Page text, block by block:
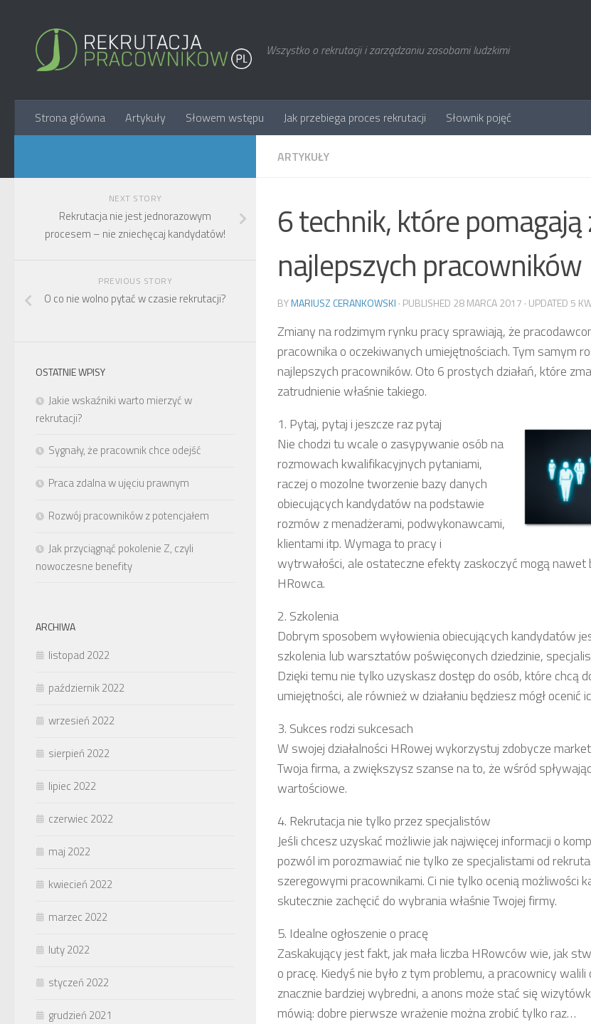
Wszystko o rekrutacji i zarządzaniu zasobami ludzkimi
Strona główna Artykuły Słowem wstępu Jak przebiega proces rekrutacji Słownik pojęć
ARTYKUŁY
6 technik, które pomagają
najlepszych pracowników
BYMARIUSZ CERANKOWSKI · PUBLISHED 28 MARCA 2017 · UPDATED 5
Zmiany na rodzimym rynku pracy sprawiają, że
pracownika o oczekiwanych umiejętnościach. Tym samym
najlepszych pracowników. Oto 6 prostych działań, które
zatrudnienie właśnie takiego.
1. Pytaj, pytaj i jeszcze raz pytaj
Nie chodzi tu wcale o zasypywanie osób na
rozmowach kwalifikacyjnych pytaniami,
raczej o mozolne tworzenie bazy danych
obiecujących kandydatów na podstawie
rozmów z menadżerami, podwykonawcami,
klientami itp. Wymaga to pracy i
wytrwałości, ale ostateczne efekty zaskoczyć mogą nawet
HRowca.
2. Szkolenia
Dobrym sposobem wyłowienia obiecujących kandydatów
szkolenia lub warsztatów poświęconych dziedzinie,
Dzięki temu nie tylko uzyskasz dostęp do osób, które chcą
umiejętności, ale również w działaniu będziesz mógł ocenić
3. Sukces rodzi sukcesach
W swojej działalności HRowej wykorzystuj zdobycze
Twoja firma, a zwiększysz szanse na to, że wśród
wartościowe.
4. Rekrutacja nie tylko przez specjalistów
Jeśli chcesz uzyskać możliwie jak najwięcej informacji o
pozwól im porozmawiać nie tylko ze specjalistami od
szeregowymi pracownikami. Ci nie tylko ocenią możliwości
skutecznie zachęcić do wybrania właśnie Twojej firmy.
5. Idealne ogłoszenie o pracę
Zaskakujący jest fakt, jak mała liczba HRowców wie, jak
o pracę. Kiedyś nie było z tym problemu, a pracownicy
znacznie bardziej wybredni, a anons może stać się
mówią: dobre pierwsze wrażenie można zrobić tylko raz…
NEXT STORY
Rekrutacja nie jest jednorazowym
procesem – nie zniechęcaj kandydatów!
PREVIOUS STORY
O co nie wolno pytać w czasie rekrutacji?
OSTATNIE WPISY
Jakie wskaźniki warto mierzyć w
rekrutacji?
Sygnały, że pracownik chce odejść
Praca zdalna w ujęciu prawnym
Rozwój pracowników z potencjałem
Jak przyciągnąć pokolenie Z, czyli
nowoczesne benefity
ARCHIWA
listopad 2022
październik 2022
wrzesień 2022
sierpień 2022
lipiec 2022
czerwiec 2022
maj 2022
kwiecień 2022
marzec 2022
luty 2022
styczeń 2022
grudzień 2021